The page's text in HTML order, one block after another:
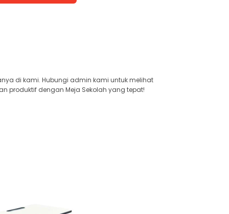
di kami. Hubungi admin kami untuk melihat
produktif dengan Meja Sekolah yang tepat!